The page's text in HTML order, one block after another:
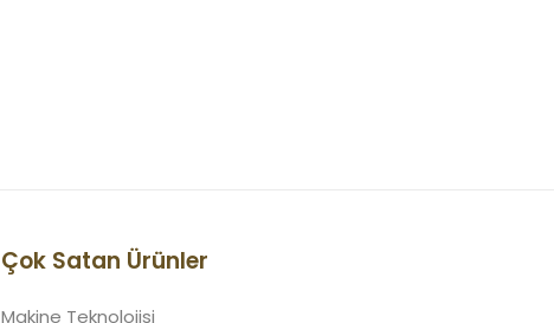
Çok Satan Ürünler
Makine Teknolojisi